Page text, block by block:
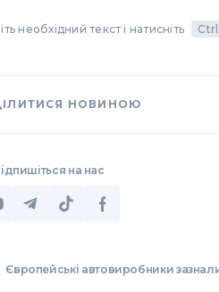
необхідний текст і натисніть
НОВИНОЮ
на нас
Європейські автовиробники